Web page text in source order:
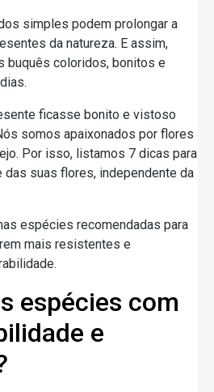
simples podem prolongar a
da natureza. E assim,
buquês coloridos, bonitos e
ficasse bonito e vistoso
somos apaixonados por flores
Por isso, listamos 7 dicas para
das suas flores, independente da
espécies recomendadas para
mais resistentes e
espécies com
e